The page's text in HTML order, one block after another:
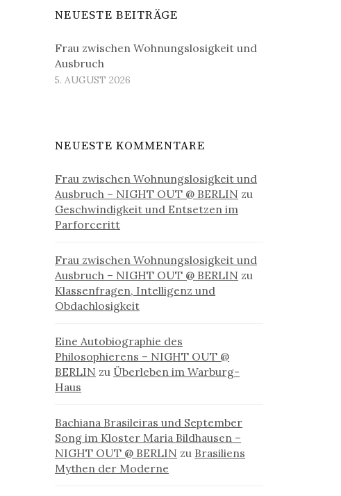
NEUESTE BEITRÄGE
Frau zwischen Wohnungslosigkeit und
Ausbruch
5. AUGUST 2026
NEUESTE KOMMENTARE
Frau zwischen Wohnungslosigkeit und
Ausbruch – NIGHT OUT @ BERLIN zu
Geschwindigkeit und Entsetzen im
Parforceritt
Frau zwischen Wohnungslosigkeit und
Ausbruch – NIGHT OUT @ BERLIN zu
Klassenfragen, Intelligenz und
Obdachlosigkeit
Eine Autobiographie des
Philosophierens – NIGHT OUT @
BERLIN zu Überleben im Warburg-
Haus
Bachiana Brasileiras und September
Song im Kloster Maria Bildhausen –
NIGHT OUT @ BERLIN zu Brasiliens
Mythen der Moderne